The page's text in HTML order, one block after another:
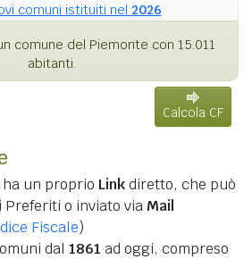
comuni istituiti nel 2026
comune del Piemonte con 15.011
abitanti.
Calcola CF
un proprio Linkdiretto, che può
Preferiti o inviato via Mail
Fiscale)
dal 1861 ad oggi, compreso